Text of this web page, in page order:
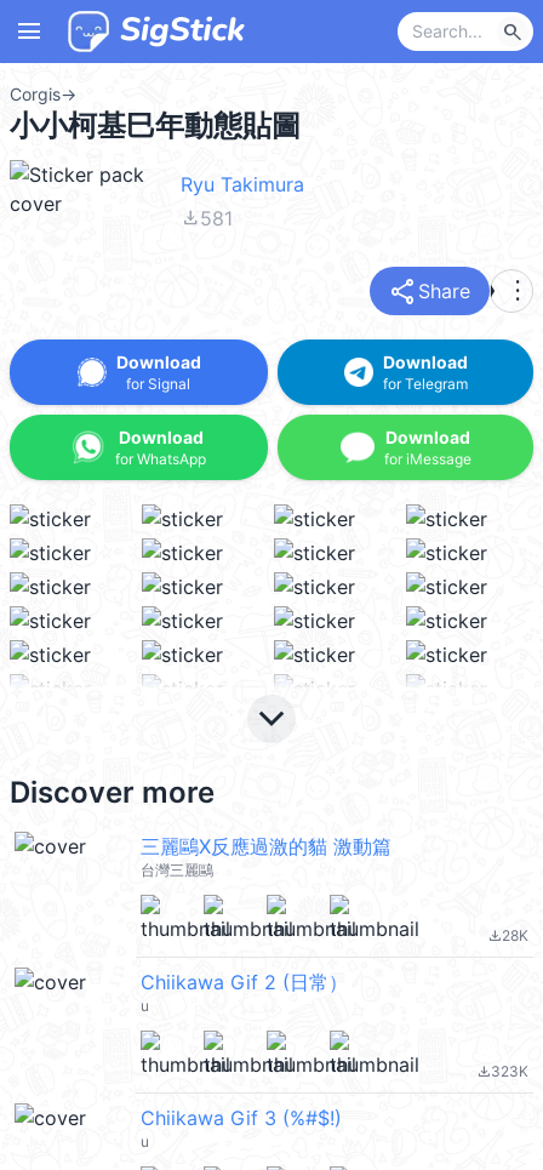
menu search
Corgis→
小小柯基巳年動態貼圖
Ryu Takimura
file_download581
share Share more_vert
Download
for Signal
Download
for WhatsApp
Download
for Telegram
Download
for iMessage
keyboard_arrow_down
Discover more
三麗鷗X反應過激的貓 激動篇
台灣三麗鷗
file_download28K
Chiikawa Gif 2 (日常）
u
file_download323K
Chiikawa Gif 3 (%#$!)
u